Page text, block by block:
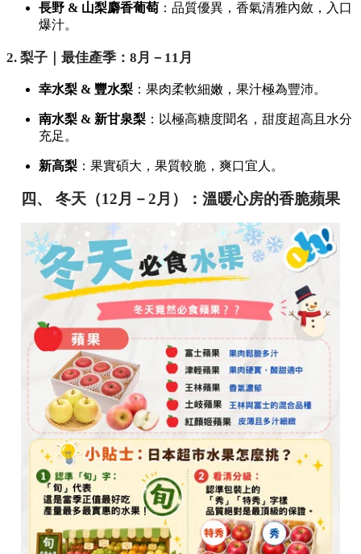
長野 & 山梨麝香葡萄 ：品質優異，香氣清雅內斂，入口
爆汁。
2. 梨子｜最佳產季：8月－11月
幸水梨 & 豐水梨 ：果肉柔軟細嫩，果汁極為豐沛。
南水梨 & 新甘泉梨 ：以極高糖度聞名，甜度超高且水分
充足。
新高梨 ：果實碩大，果質較脆，爽口宜人。
四、 冬天（12月－2月）：溫暖心房的香脆蘋果